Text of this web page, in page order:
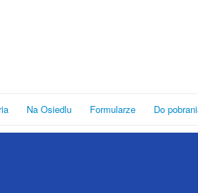
Na Osiedlu Formularze Do